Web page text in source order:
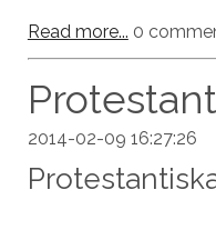
Read more... 0
2014-02-09 16:27:26